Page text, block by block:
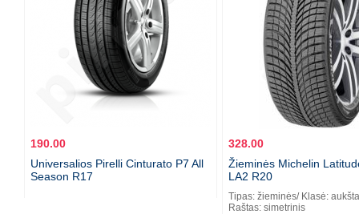
190.00
Universalios Pirelli Cinturato P7 All
Season R17
328.00
Žieminės Michelin
LA2 R20
Tipas: žieminės/ Klasė:
Raštas: simetrinis